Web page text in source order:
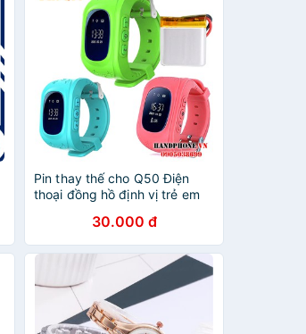
Pin thay thế cho Q50 Điện
thoại đồng hồ định vị trẻ em
30.000 đ